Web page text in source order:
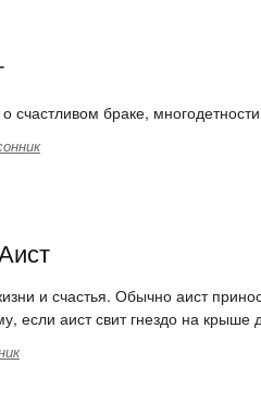
счастливом браке,
и счастья. Обычно аист
если аист свит гнездо на